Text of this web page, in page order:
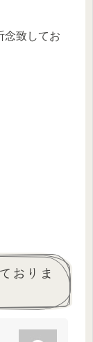
念致してお
おりま